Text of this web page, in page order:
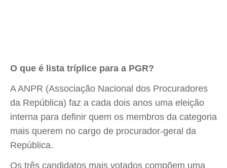
O que é lista tríplice para a PGR?
A ANPR (Associação Nacional dos Procuradores
da República) faz a cada dois anos uma eleição
interna para definir quem os membros da categoria
mais querem no cargo de procurador-geral da
República.
Os três candidatos mais votados compõem uma